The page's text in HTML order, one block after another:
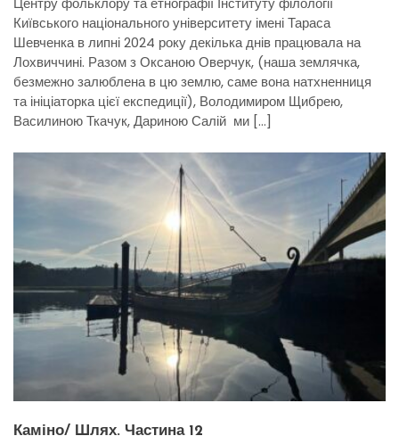
Київського національного університету імені Тараса
Шевченка в липні 2024 року декілька днів працювала на
Лохвиччині. Разом з Оксаною Оверчук, (наша землячка,
безмежно залюблена в цю землю, саме вона натхненниця
та ініціаторка цієї експедиції), Володимиром Щибрею,
Василиною Ткачук, Дариною Салій ми […]
Каміно/ Шлях. Частина 12